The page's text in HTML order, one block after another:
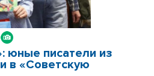
юные писатели из
в «Советскую